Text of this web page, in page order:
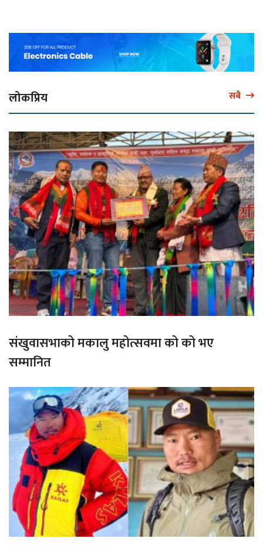
लोकप्रिय सबै
संखुवासभाको मकालु महोत्सवमा को को भए
सम्मानित